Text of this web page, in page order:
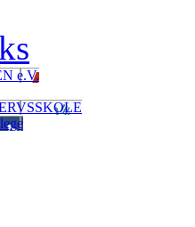
e.V.